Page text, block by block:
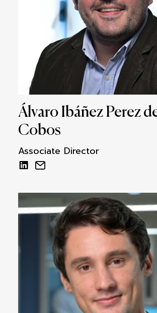
Álvaro Ibáñez Perez
Cobos
Associate Director